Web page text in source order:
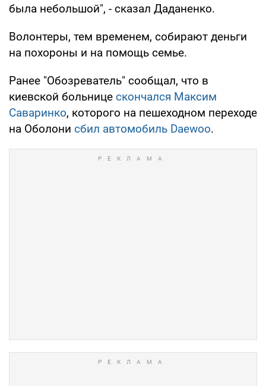
была небольшой", - сказал Даданенко.
Волонтеры, тем временем, собирают деньги
на похороны и на помощь семье.
Ранее "Обозреватель" сообщал, что в
киевской больнице скончался Максим
Саваринко, которого на пешеходном переходе
на Оболони сбил автомобиль Daewoo.